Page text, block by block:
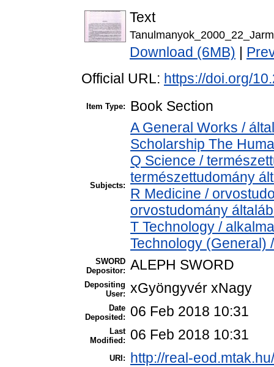
Text
Download (6MB)
Official URL: https://doi.org/
Item Type: Book Section
Subjects:
A General Works /
Scholarship The
Q Science /
természettudomány
R Medicine /
orvostudomány
T Technology /
Technology (General)
SWORD
Depositor: ALEPH SWORD
Depositing
User: xGyöngyvér xNagy
Date
Deposited:
06 Feb 2018 10:31
Last
Modified:
06 Feb 2018 10:31
URI: http://real-